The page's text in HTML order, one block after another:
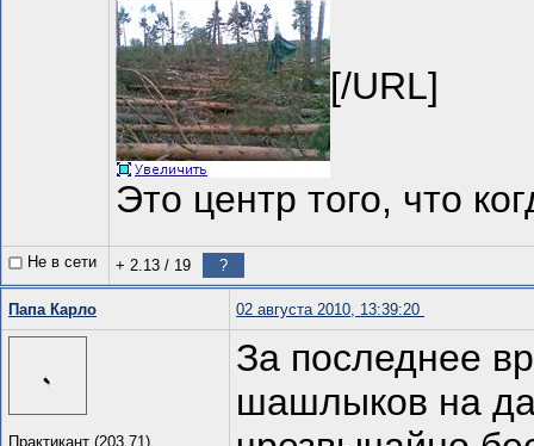
[/URL]
Это центр того, что
Не в сети + 2.13 / 19 ?
Папа Карло 02 августа 2010, 13:39:20
Практикант (203.71)
За последнее
шашлыков на